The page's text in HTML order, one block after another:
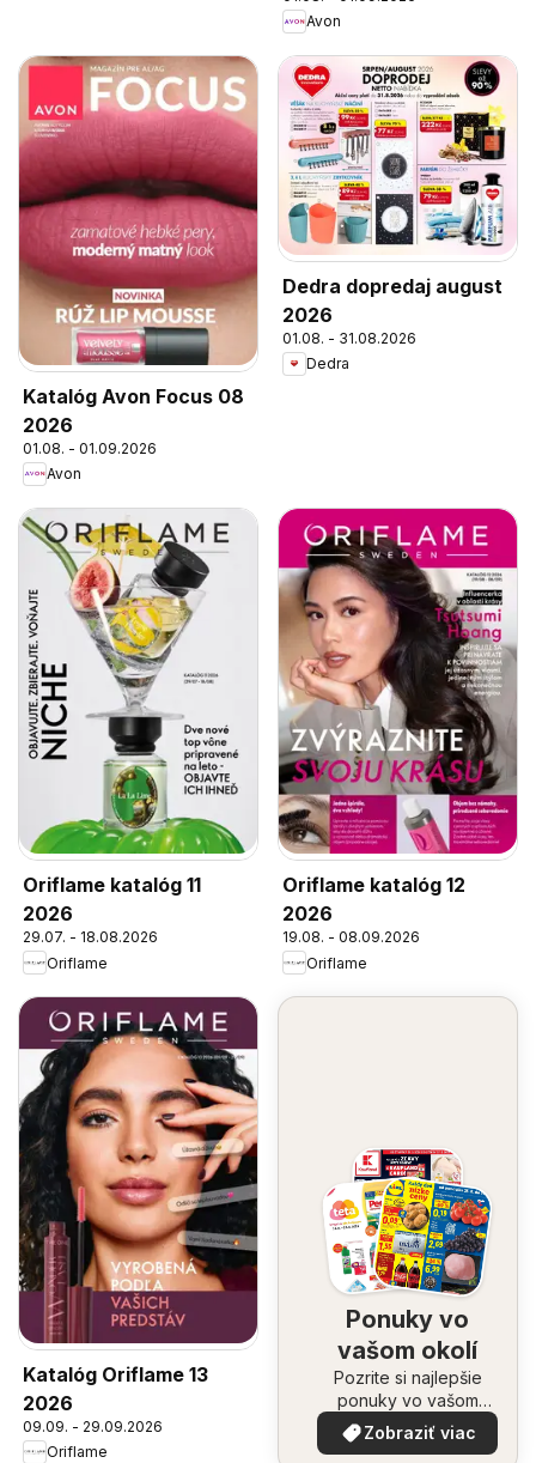
Avon
Katalóg Avon Focus 08
2026
01.08. - 01.09.2026
Avon
Dedra dopredaj august
2026
01.08. - 31.08.2026
Dedra
Oriflame katalóg 11
2026
29.07. - 18.08.2026
Oriflame
Oriflame katalóg 12
2026
19.08. - 08.09.2026
Oriflame
Katalóg Oriflame 13
2026
09.09. - 29.09.2026
Oriflame
Ponuky vo
vašom okolí
Pozrite si najlepšie
ponuky vo vašom
okolí
Zobraziť viac